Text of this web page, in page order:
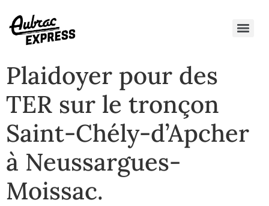
Plaidoyer pour des
TER sur le tronçon
Saint-Chély-d’Apcher
à Neussargues-
Moissac.